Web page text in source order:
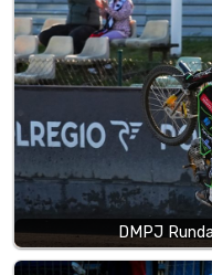
DMPJ